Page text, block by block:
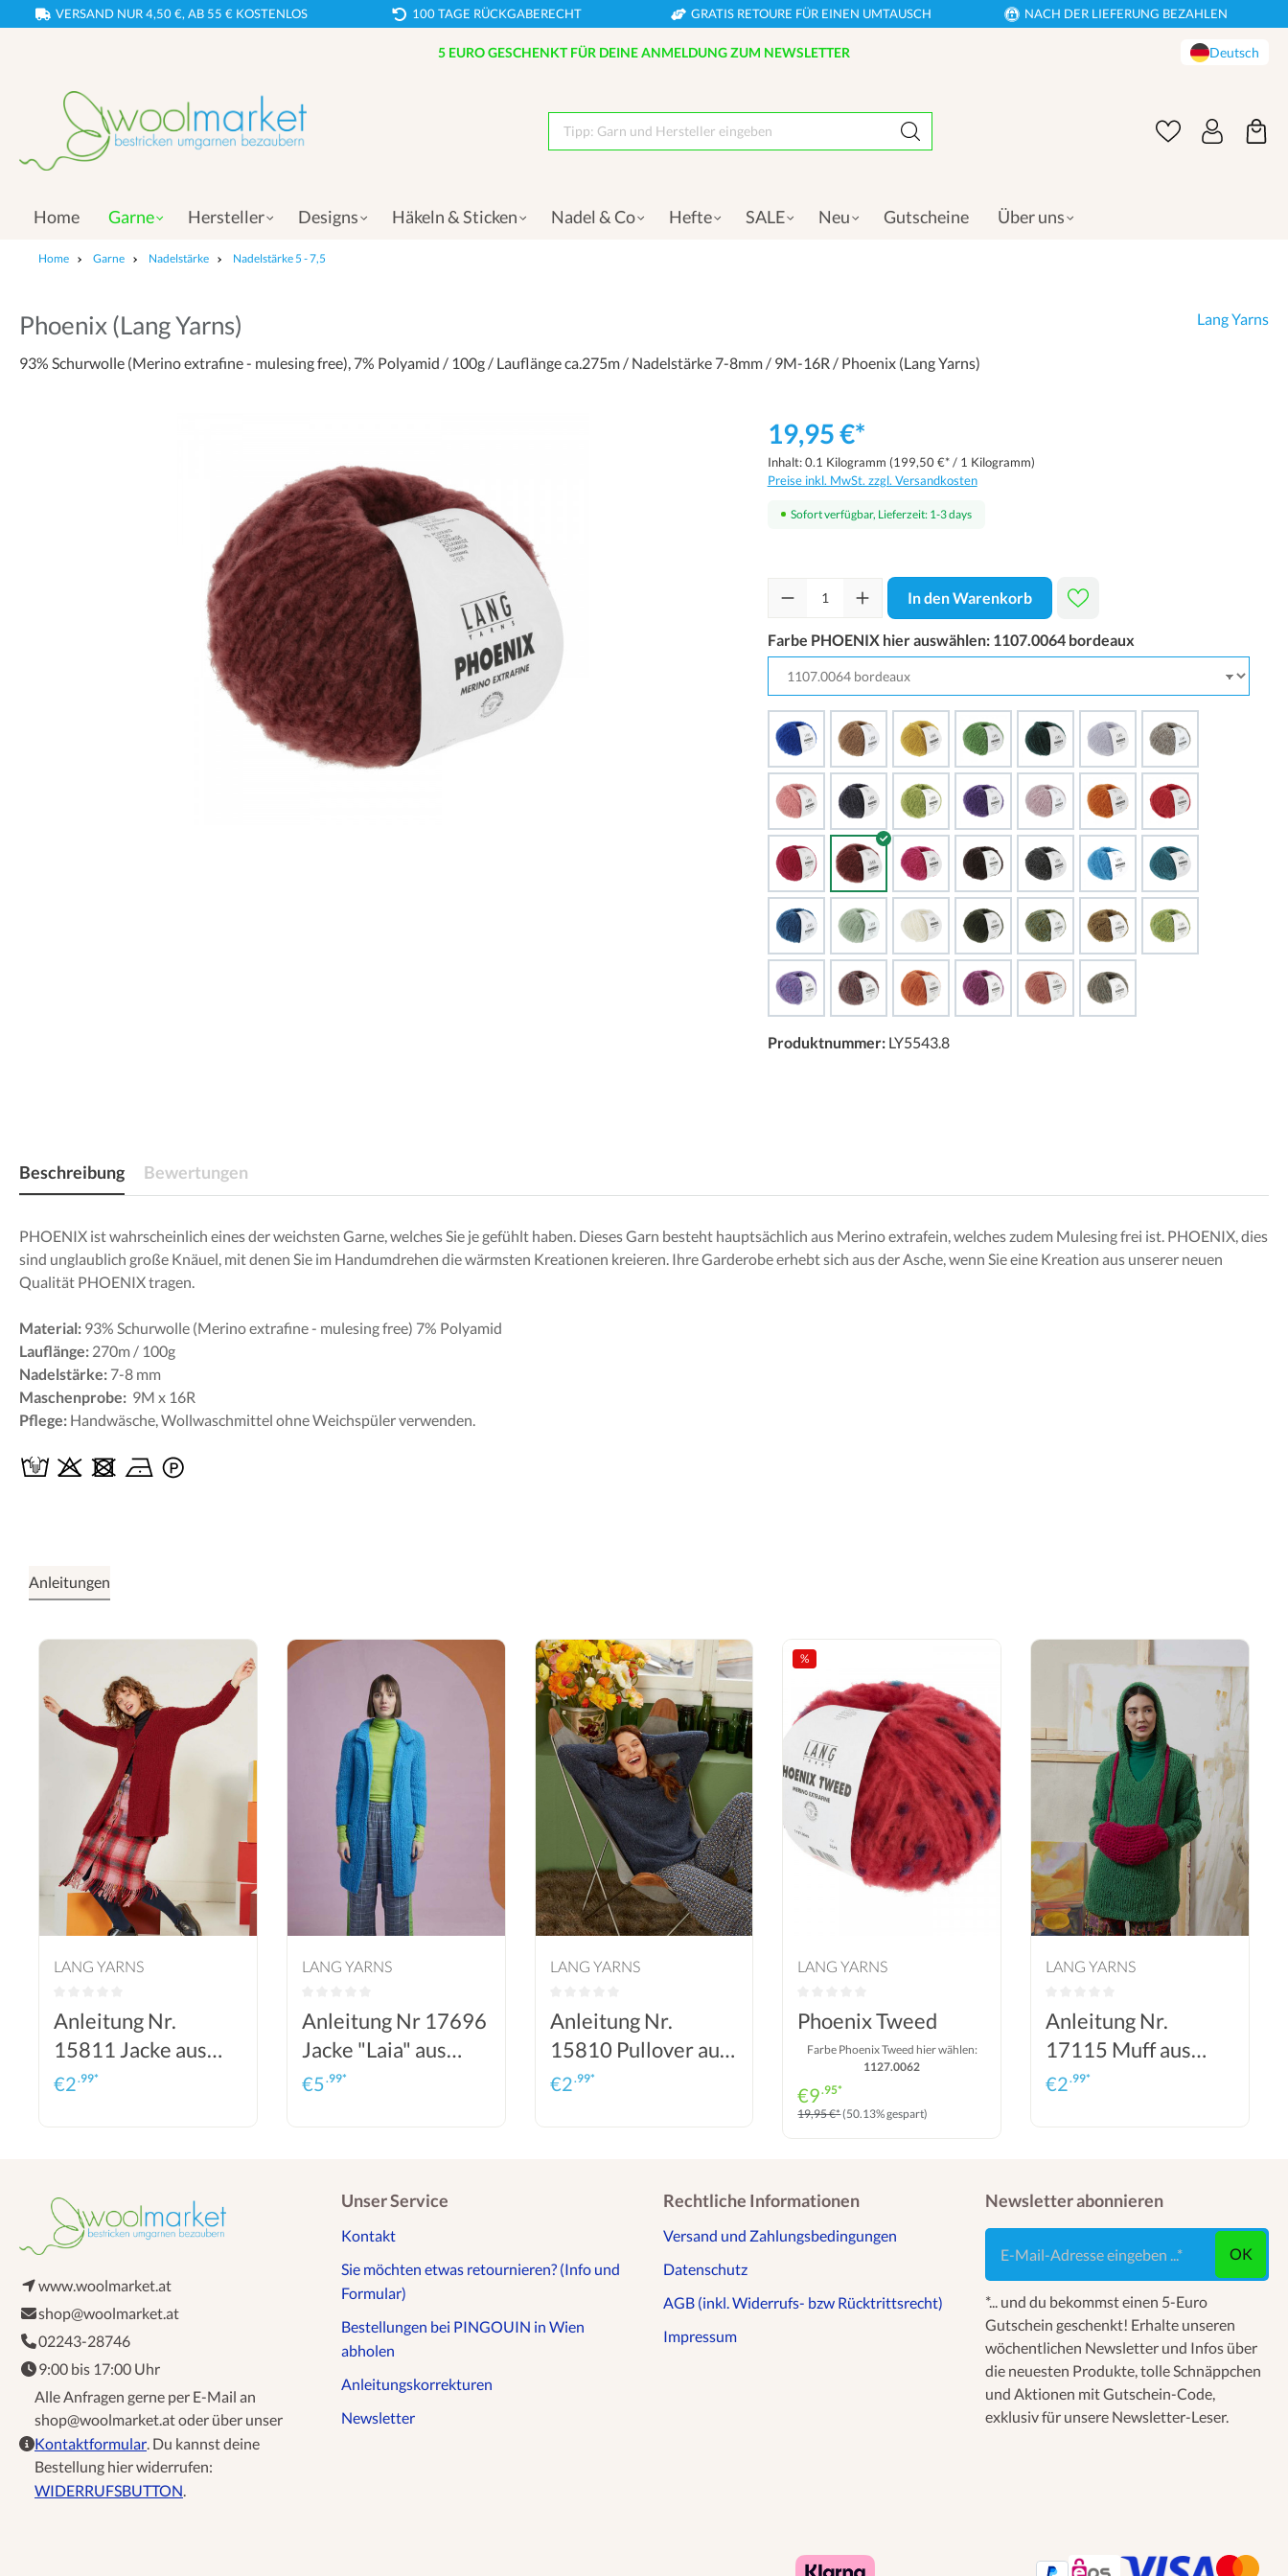
VERSAND NUR 4,50 €, AB 55 € KOSTENLOS 100 TAGE RÜCKGABERECHT GRATIS RETOURE FÜR EINEN UMTAUSCH NACH DER LIEFERUNG BEZAHLEN
5 EURO GESCHENKT FÜR DEINE ANMELDUNG ZUM NEWSLETTER Deutsch
Home Garne Hersteller Designs Häkeln & Sticken Nadel & Co Hefte SALE Neu Gutscheine Über uns
Home Garne Nadelstärke Nadelstärke 5 - 7,5
Phoenix (Lang Yarns) Lang Yarns
93% Schurwolle (Merino extrafine - mulesing free), 7% Polyamid / 100g / Lauflänge ca.275m / Nadelstärke 7-8mm / 9M-16R / Phoenix (Lang Yarns)
19,95 €*
Inhalt:0.1 Kilogramm (199,50 €* / 1 Kilogramm)
Preise inkl. MwSt. zzgl. Versandkosten
Sofort verfügbar, Lieferzeit: 1-3 days
In den Warenkorb
Farbe PHOENIX hier auswählen: 1107.0064 bordeaux
Produktnummer: LY5543.8
Beschreibung Bewertungen
PHOENIX ist wahrscheinlich eines der weichsten Garne, welches Sie je gefühlt haben. Dieses Garn besteht hauptsächlich aus Merino extrafein, welches zudem Mulesing frei ist. PHOENIX, dies
sind unglaublich große Knäuel, mit denen Sie im Handumdrehen die wärmsten Kreationen kreieren. Ihre Garderobe erhebt sich aus der Asche, wenn Sie eine Kreation aus unserer neuen
Qualität PHOENIX tragen.
Material: 93% Schurwolle (Merino extrafine - mulesing free) 7% Polyamid
Lauflänge: 270m / 100g
Nadelstärke: 7-8 mm
Maschenprobe: 9M x 16R
Pflege: Handwäsche, Wollwaschmittel ohne Weichspüler verwenden.
Anleitungen
LANG YARNS
Anleitung Nr.
15811 Jacke aus
Phoenix
€2.99*
LANG YARNS
Anleitung Nr 17696
Jacke "Laia" aus
Phoenix
€5.99*
LANG YARNS
Anleitung Nr.
15810 Pullover aus
Phoenix
€2.99*
%
LANG YARNS
Phoenix Tweed
Farbe Phoenix Tweed hier wählen:
1127.0062
€9.95*
19,95 €*(50.13% gespart)
LANG YARNS
Anleitung Nr.
17115 Muff aus
Phoenix (Lang
€2.99*
www.woolmarket.at
shop@woolmarket.at
02243-28746
9:00 bis 17:00 Uhr
Alle Anfragen gerne per E-Mail an
shop@woolmarket.at oder über unser
Kontaktformular. Du kannst deine
Bestellung hier widerrufen:
WIDERRUFSBUTTON.
Unser Service
Kontakt
Sie möchten etwas retournieren? (Info und
Formular)
Bestellungen bei PINGOUIN in Wien
abholen
Anleitungskorrekturen
Newsletter
Rechtliche Informationen
Versand und Zahlungsbedingungen
Datenschutz
AGB (inkl. Widerrufs- bzw Rücktrittsrecht)
Impressum
Newsletter abonnieren
E-Mail-Adresse eingeben ...
OK
*... und du bekommst einen 5-Euro
Gutschein geschenkt! Erhalte unseren
wöchentlichen Newsletter und Infos über
die neuesten Produkte, tolle Schnäppchen
und Aktionen mit Gutschein-Code,
exklusiv für unsere Newsletter-Leser.